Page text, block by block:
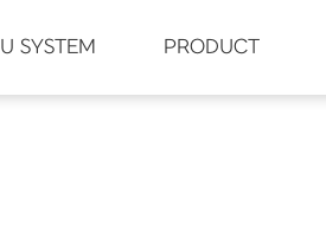
U SYSTEM PRODUCT